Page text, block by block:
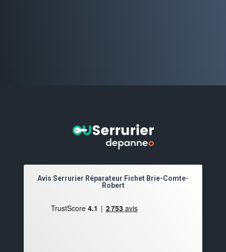
Avis Serrurier Réparateur Fichet Brie-Comte-
Robert